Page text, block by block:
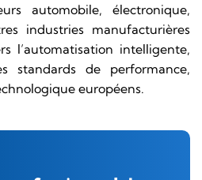
automobile, électronique,
industries manufacturières
l’automatisation intelligente,
standards de performance,
européens.